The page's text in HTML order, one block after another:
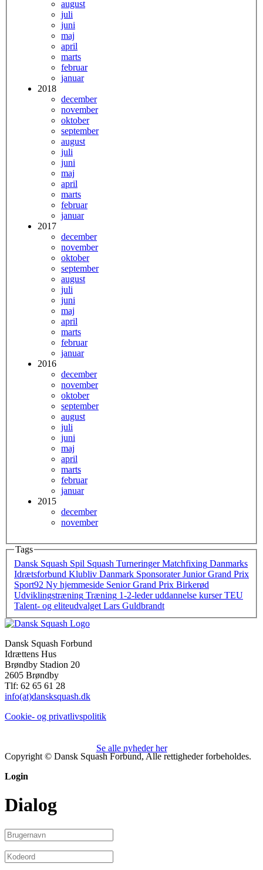
august
juli
juni
maj
april
marts
februar
januar
2018
december
november
oktober
september
august
juli
juni
maj
april
marts
februar
januar
2017
december
november
oktober
september
august
juli
juni
maj
april
marts
februar
januar
2016
december
november
oktober
september
august
juli
juni
maj
april
marts
februar
januar
2015
december
november
Tags
Dansk Squash Spil Squash Turneringer Matchfixing Danmarks
Idrætsforbund Klubliv Danmark Sponsorater Junior Grand Prix
Sport92 Ny hjemmeside Senior Grand Prix Birkerød
Udviklingstræning Træning 1-2-leder uddannelse kurser TEU
Talent- og eliteudvalget Lars Guldbrandt
Dansk Squash Forbund
Idrættens Hus
Brøndby Stadion 20
2605 Brøndby
Tlf: 62 65 61 28
info(at)dansksquash.dk
Cookie- og privatlivspolitik
Se alle nyheder her
Copyright © Dansk Squash Forbund, Alle rettigheder forbeholdes.
Login
Dialog